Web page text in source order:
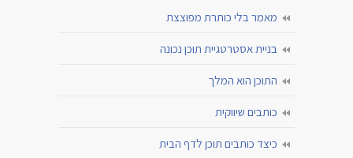
מאמר בלי כותרת מפוצצת
בניית אסטרטגיית תוכן נכונה
התוכן הוא המלך
כותבים שיווקית
כיצד כותבים תוכן לדף הבית